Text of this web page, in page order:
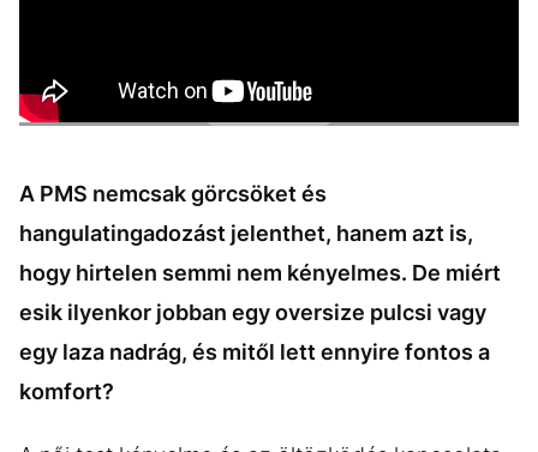
A PMS nemcsak görcsöket és
hangulatingadozást jelenthet, hanem azt is,
hogy hirtelen semmi nem kényelmes. De miért
esik ilyenkor jobban egy oversize pulcsi vagy
egy laza nadrág, és mitől lett ennyire fontos a
komfort?